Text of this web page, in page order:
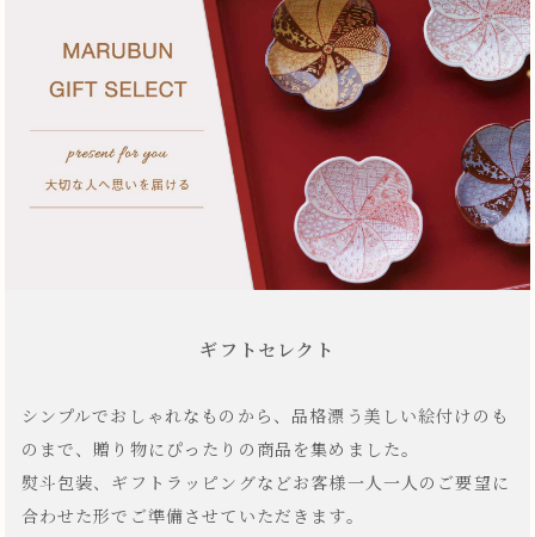
ギフトセレクト
シンプルでおしゃれなものから、品格漂う美しい絵付けのも
のまで、贈り物にぴったりの商品を集めました。
熨斗包装、ギフトラッピングなどお客様一人一人のご要望に
合わせた形でご準備させていただきます。